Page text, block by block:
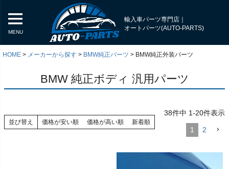
MENU
輸入車パーツ専門店｜
オートパーツ(AUTO-PARTS)
HOME メーカーから探す BMW純正パーツ BMW純正外装パーツ
BMW 純正ボディ 汎用パーツ
並び替え 価格が安い順 価格が高い順 新着順
38件中 1-20件表示
1 2